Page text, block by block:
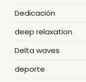
Dedicación
deep relaxation
Delta waves
deporte